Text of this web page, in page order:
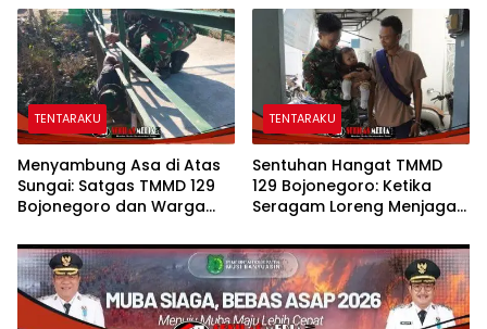
Lingkungan di Kesongo
Kesongo
TENTARAKU
Menyambung Asa di Atas
Sungai: Satgas TMMD 129
Bojonegoro dan Warga
Etan
TENTARAKU
Sentuhan Hangat TMMD
129 Bojonegoro: Ketika
Seragam Loreng Menjaga
Kesongo